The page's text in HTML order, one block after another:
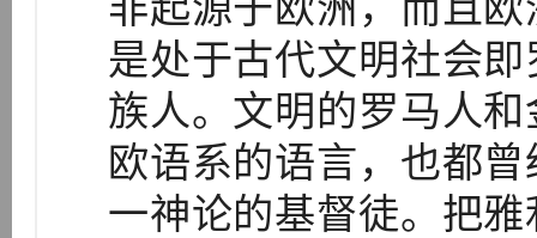
是处于古代文明社会
族人。文明的罗马人
欧语系的语言，也都
一神论的基督徒。把